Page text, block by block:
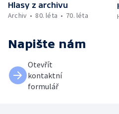
Hlasy z archivu
Archiv
80. léta 70. léta
Napište nám
Otevřít
kontaktní
formulář